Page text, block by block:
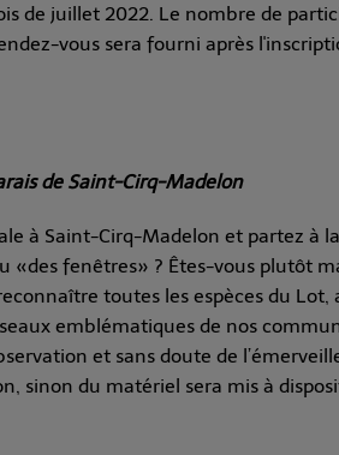
de juillet 2022. Le nombre de
vous sera fourni après
de Saint-Cirq-Madelon
à Saint-Cirq-Madelon et partez à
«des fenêtres» ? Êtes-vous plutôt
toutes les espèces du
emblématiques de nos
et sans doute de
sinon du matériel sera mis à